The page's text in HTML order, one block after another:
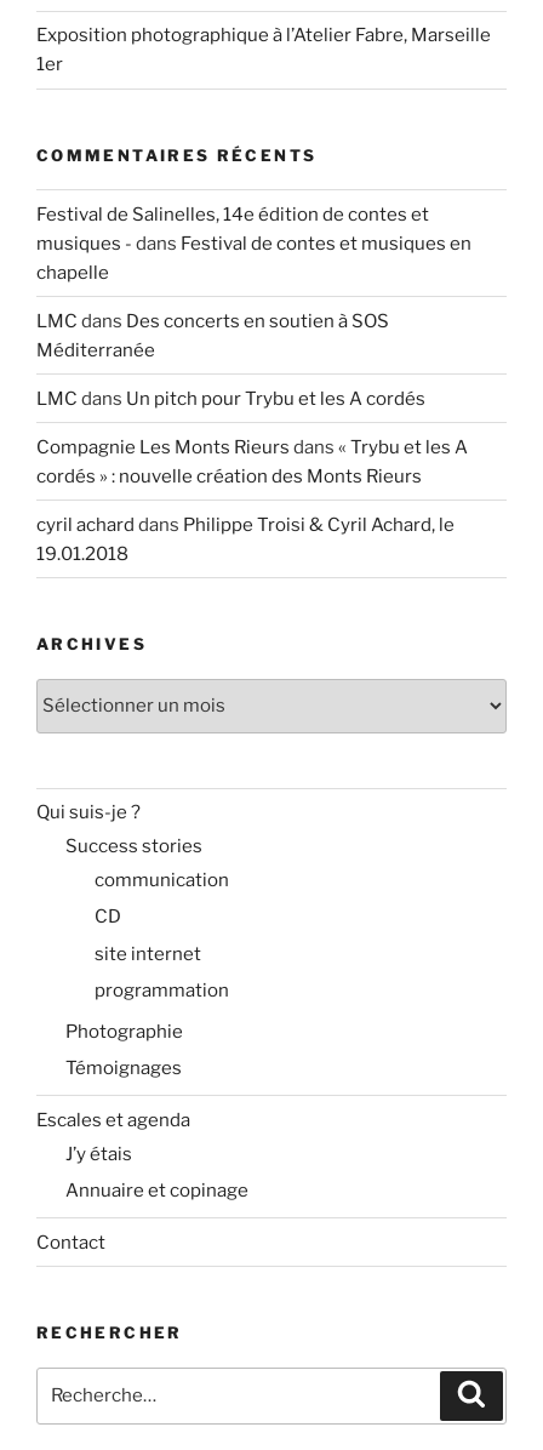
Exposition photographique à l’Atelier Fabre, Marseille
1er
COMMENTAIRES RÉCENTS
Festival de Salinelles, 14e édition de contes et
musiques - dans Festival de contes et musiques en
chapelle
LMC dans Des concerts en soutien à SOS
Méditerranée
LMC dans Un pitch pour Trybu et les A cordés
Compagnie Les Monts Rieurs dans « Trybu et les A
cordés » : nouvelle création des Monts Rieurs
cyril achard dans Philippe Troisi & Cyril Achard, le
19.01.2018
ARCHIVES
Archives
Qui suis-je ?
Success stories
communication
CD
site internet
programmation
Photographie
Témoignages
Escales et agenda
J’y étais
Annuaire et copinage
Contact
RECHERCHER
pour